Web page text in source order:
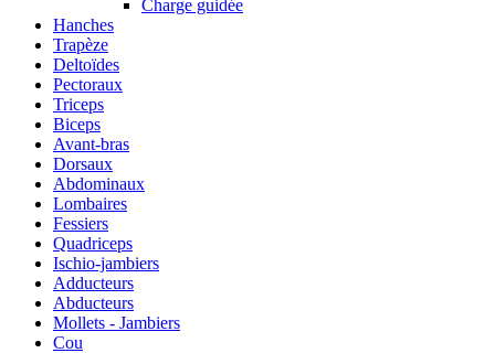
Charge guidée
Hanches
Trapèze
Deltoïdes
Pectoraux
Triceps
Biceps
Avant-bras
Dorsaux
Abdominaux
Lombaires
Fessiers
Quadriceps
Ischio-jambiers
Adducteurs
Abducteurs
Mollets - Jambiers
Cou